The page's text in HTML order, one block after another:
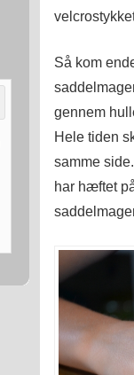
Så kom
gennem
Hele tiden
samme
har hæftet